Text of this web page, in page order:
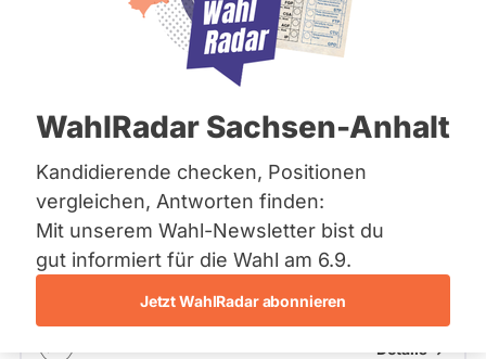
Bremen
Hamburg
Mecklenburg-Vorpommern
Nordrhein-Westfalen
Saarland
Sachsen
Sachsen-Anhalt
Sachsen-Anhalt
Schleswig-Holstein
Thüringen
Archiv
WahlRadar Sachsen-Anhalt
Kandidierende checken, Positionen
vergleichen, Antworten finden:
Mit unserem Wahl-Newsletter bist du
gut informiert für die Wahl am 6.9.
Jetzt WahlRadar abonnieren
Zeitraum
Fraktion
- Alle -
Thema
- Alle -
Fragevon Guido L. • 15.11.2018
Frage an Michael Piazolo vonGuido L.
bezüglich Recht
Antwort ausstehend von Michael Piazolo
FREIE WÄHLER
Minister:in Bayern 2013 - 2018
Details ->